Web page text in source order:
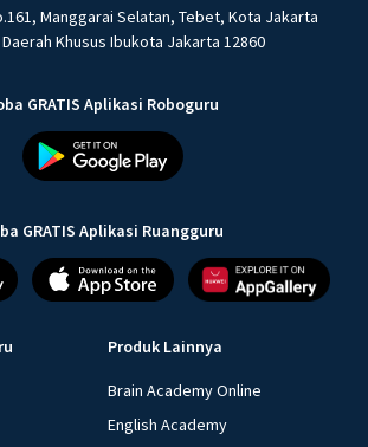
Manggarai Selatan, Tebet, Kota Jakarta
Khusus Ibukota Jakarta 12860
GRATIS Aplikasi Roboguru
GRATIS Aplikasi Ruangguru
Produk Lainnya
Brain Academy Online
English Academy